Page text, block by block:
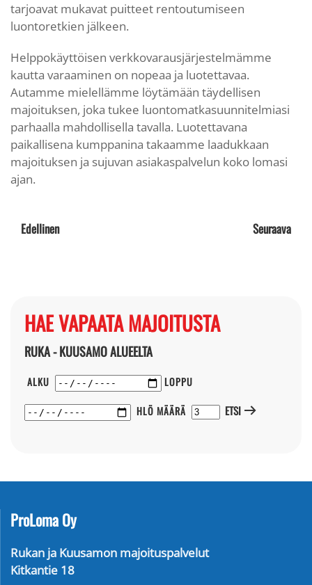
tarjoavat mukavat puitteet rentoutumiseen
luontoretkien jälkeen.
Helppokäyttöisen verkkovarausjärjestelmämme
kautta varaaminen on nopeaa ja luotettavaa.
Autamme mielellämme löytämään täydellisen
majoituksen, joka tukee luontomatkasuunnitelmiasi
parhaalla mahdollisella tavalla. Luotettavana
paikallisena kumppanina takaamme laadukkaan
majoituksen ja sujuvan asiakaspalvelun koko lomasi
ajan.
Edellinen Seuraava
HAE VAPAATA MAJOITUSTA
RUKA - KUUSAMO ALUEELTA
ALKU
LOPPU
HLÖ MÄÄRÄ
ETSI
ProLoma Oy
Rukan ja Kuusamon majoituspalvelut
Kitkantie 18